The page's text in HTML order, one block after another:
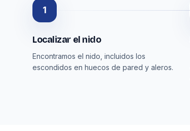
1
Localizar el nido
Encontramos el nido, incluidos los
escondidos en huecos de pared y aleros.